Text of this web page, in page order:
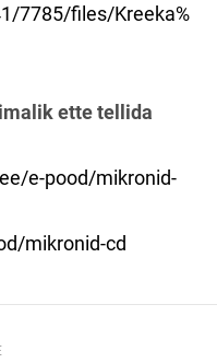
7785/files/Kreeka%
ette tellida
e-pood/mikronid-
mikronid-cd